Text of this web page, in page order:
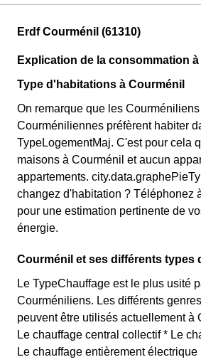
Erdf Courménil (61310)
Explication de la consommation à
Type d'habitations à Courménil
On remarque que les
Courméniliennes préfèrent habiter
TypeLogementMaj. C'est pour cela
maisons à Courménil et aucun
appartements.
changez d'habitation ? Téléphonez
pour une estimation pertinente de
énergie.
Courménil et ses différents types
Le TypeChauffage est le plus usité
Courméniliens. Les différents
peuvent être utilisés actuellement à
Le chauffage central collectif * Le
Le chauffage entièrement électrique